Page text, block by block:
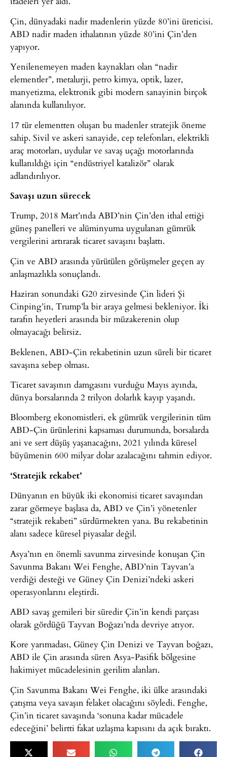
Çin, dünyadaki nadir madenlerin yüzde 80’ini üreticisi.
ABD nadir maden ithalatının yüzde 80’ini Çin’den
yapıyor.
Yenilenemeyen maden kaynakları olan “nadir
elementler”, metalurji, petro kimya, optik, lazer,
manyetizma, elektronik gibi modern sanayinin birçok
alanında kullanılıyor.
17 tür elementten oluşan bu madenler stratejik öneme
sahip. Sivil ve askeri sanayide, cep telefonları, elektrikli
araç motorları, uydular ve savaş uçağı motorlarında
kullanıldığı için “endüstriyel katalizör” olarak
adlandırılıyor.
Savaşı uzun sürecek
Trump, 2018 Mart’ında ABD’nin Çin’den ithal ettiği
güneş panelleri ve alüminyuma uygulanan gümrük
vergilerini artırarak ticaret savaşını başlattı.
Çin ve ABD arasında yürütülen görüşmeler geçen ay
anlaşmazlıkla sonuçlandı.
Haziran sonundaki G20 zirvesinde Çin lideri Şi
Cinping’in, Trump’la bir araya gelmesi bekleniyor. İki
tarafın heyetleri arasında bir müzakerenin olup
olmayacağı belirsiz.
Beklenen, ABD-Çin rekabetinin uzun süreli bir ticaret
savaşına sebep olması.
Ticaret savaşının damgasını vurduğu Mayıs ayında,
dünya borsalarında 2 trilyon dolarlık kayıp yaşandı.
Bloomberg ekonomistleri, ek gümrük vergilerinin tüm
ABD-Çin ürünlerini kapsaması durumunda, borsalarda
ani ve sert düşüş yaşanacağını, 2021 yılında küresel
büyümenin 600 milyar dolar azalacağını tahmin ediyor.
‘Stratejik rekabet’
Dünyanın en büyük iki ekonomisi ticaret savaşından
zarar görmeye başlasa da, ABD ve Çin’i yönetenler
“stratejik rekabeti” sürdürmekten yana. Bu rekabetinin
alanı sadece küresel piyasalar değil.
Asya’nın en önemli savunma zirvesinde konuşan Çin
Savunma Bakanı Wei Fenghe, ABD’nin Tayvan’a
verdiği desteği ve Güney Çin Denizi’ndeki askeri
operasyonlarını eleştirdi.
ABD savaş gemileri bir süredir Çin’in kendi parçası
olarak gördüğü Tayvan Boğazı’nda devriye atıyor.
Kore yarımadası, Güney Çin Denizi ve Tayvan boğazı,
ABD ile Çin arasında süren Asya-Pasifik bölgesine
hakimiyet mücadelesinin gerilim alanları.
Çin Savunma Bakanı Wei Fenghe, iki ülke arasındaki
çatışma veya savaşın felaket olacağını söyledi. Fenghe,
Çin’in ticaret savaşında ‘sonuna kadar mücadele
edeceğini’ belirtti fakat uzlaşma kapısını da açık bıraktı.